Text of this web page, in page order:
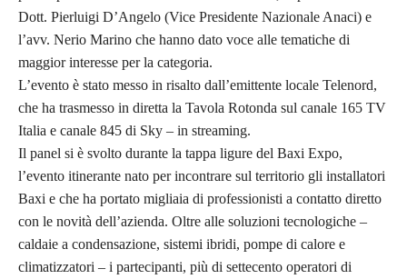
Dott. Pierluigi D’Angelo (Vice Presidente Nazionale Anaci) e
l’avv. Nerio Marino che hanno dato voce alle tematiche di
maggior interesse per la categoria.
L’evento è stato messo in risalto dall’emittente locale Telenord,
che ha trasmesso in diretta la Tavola Rotonda sul canale 165 TV
Italia e canale 845 di Sky – in streaming.
Il panel si è svolto durante la tappa ligure del Baxi Expo,
l’evento itinerante nato per incontrare sul territorio gli installatori
Baxi e che ha portato migliaia di professionisti a contatto diretto
con le novità dell’azienda. Oltre alle soluzioni tecnologiche –
caldaie a condensazione, sistemi ibridi, pompe di calore e
climatizzatori – i partecipanti, più di settecento operatori di